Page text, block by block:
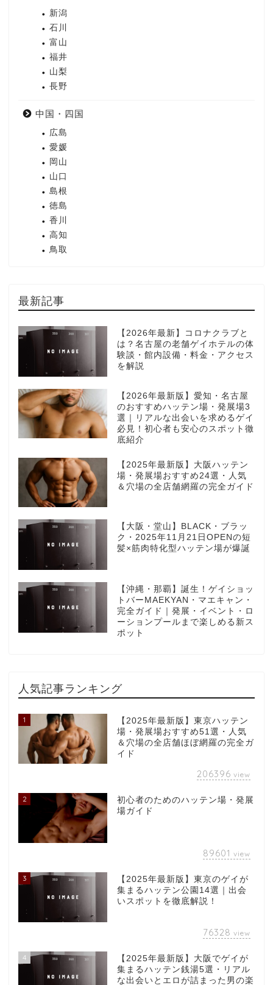
新潟
石川
富山
福井
山梨
長野
中国・四国
広島
愛媛
岡山
山口
島根
徳島
香川
高知
鳥取
最新記事
【2026年最新】コロナクラブと
は？名古屋の老舗ゲイホテルの体
験談・館内設備・料金・アクセス
を解説
【2026年最新版】愛知・名古屋
のおすすめハッテン場・発展場3
選｜リアルな出会いを求めるゲイ
必見！初心者も安心のスポット徹
底紹介
【2025年最新版】大阪ハッテン
場・発展場おすすめ24選・人気
＆穴場の全店舗網羅の完全ガイド
【大阪・堂山】BLACK・ブラッ
ク・2025年11月21日OPENの短
髪×筋肉特化型ハッテン場が爆誕
【沖縄・那覇】誕生！ゲイショッ
トバーMAEKYAN・マエキャン・
完全ガイド｜発展・イベント・ロ
ーションプールまで楽しめる新ス
ポット
人気記事ランキング
1
【2025年最新版】東京ハッテン
場・発展場おすすめ51選・人気
＆穴場の全店舗ほぼ網羅の完全ガ
イド
206396 view
2
初心者のためのハッテン場・発展
場ガイド
89601 view
3
【2025年最新版】東京のゲイが
集まるハッテン公園14選｜出会
いスポットを徹底解説！
76328 view
4
【2025年最新版】大阪でゲイが
集まるハッテン銭湯5選・リアル
な出会いとエロが詰まった男の楽